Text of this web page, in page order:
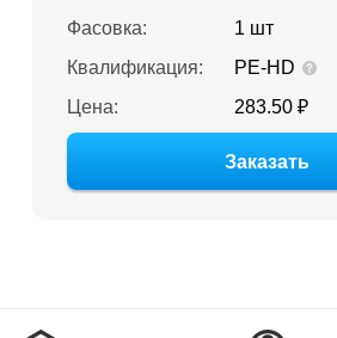
Фасовка:
1 шт
Квалификация:
PE-HD
Цена:
283.50 ₽
Заказать